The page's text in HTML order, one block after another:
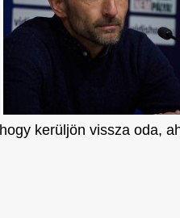
hogy kerüljön vissza oda,